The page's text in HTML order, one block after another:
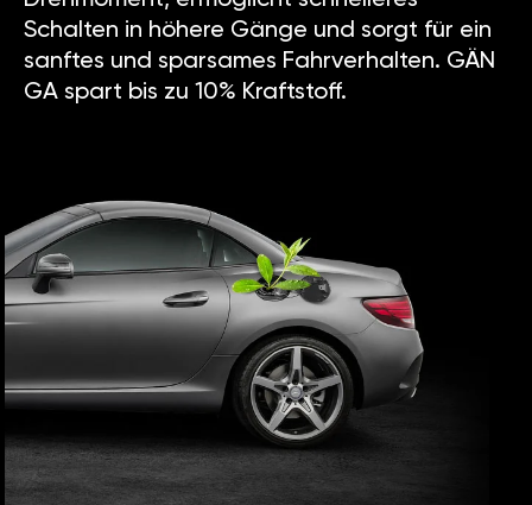
Schalten in höhere Gänge und sorgt für ein
sanftes und sparsames Fahrverhalten. GÄN
GA spart bis zu 10% Kraftstoff.